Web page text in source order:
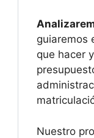
guiaremos
que hacer
Nuestro